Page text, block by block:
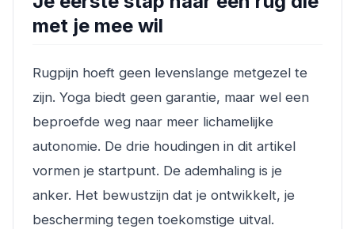
met je mee wil
Rugpijn hoeft geen levenslange metgezel te
zijn. Yoga biedt geen garantie, maar wel een
beproefde weg naar meer lichamelijke
autonomie. De drie houdingen in dit artikel
vormen je startpunt. De ademhaling is je
anker. Het bewustzijn dat je ontwikkelt, je
bescherming tegen toekomstige uitval.